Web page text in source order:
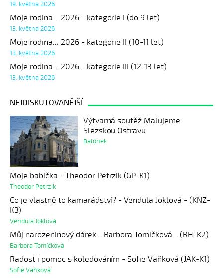
19. května 2026
Moje rodina... 2026 - kategorie I (do 9 let)
13. května 2026
Moje rodina... 2026 - kategorie II (10-11 let)
13. května 2026
Moje rodina... 2026 - kategorie III (12-13 let)
13. května 2026
NEJDISKUTOVANĚJŠÍ
Výtvarná soutěž Malujeme
Slezskou Ostravu
Balónek
Moje babička - Theodor Petrzik (GP-K1)
Theodor Petrzik
Co je vlastně to kamarádství? - Vendula Joklová - (KNZ-
K3)
Vendula Joklová
Můj narozeninový dárek - Barbora Tomíčková - (RH-K2)
Barbora Tomíčková
Radost i pomoc s koledováním - Sofie Vaňková (JAK-K1)
Sofie Vaňková